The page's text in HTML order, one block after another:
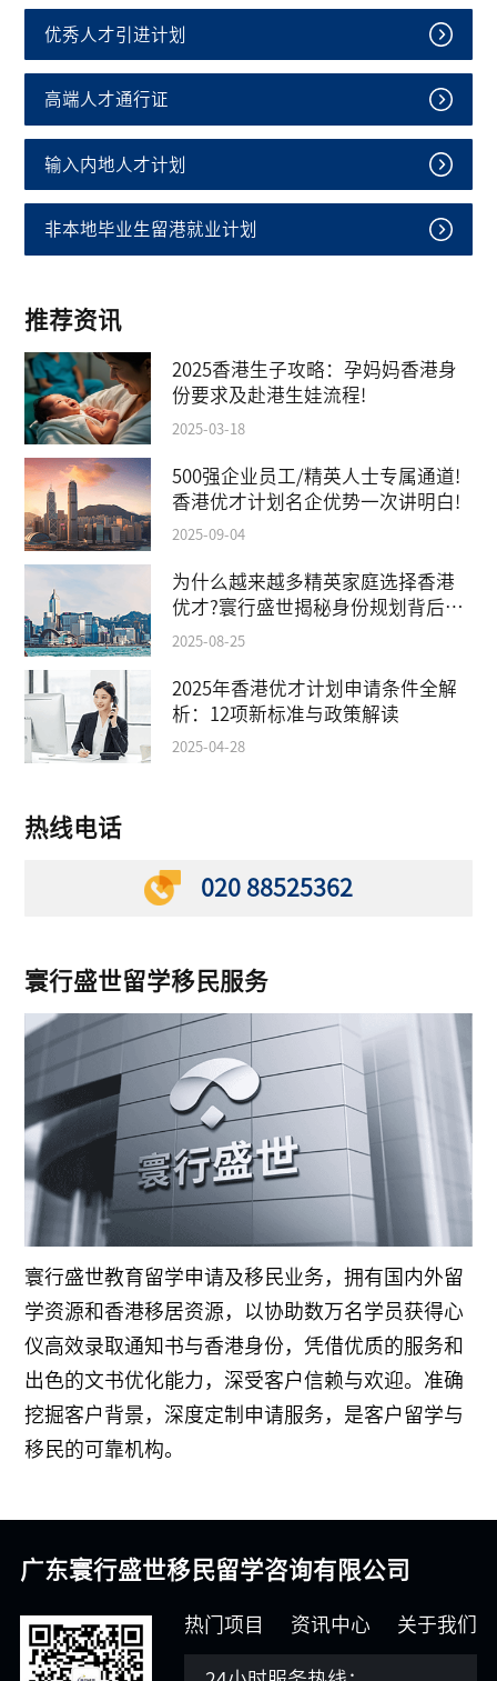
优秀人才引进计划
高端人才通行证
输入内地人才计划
非本地毕业生留港就业计划
推荐资讯
2025香港生子攻略：孕妈妈香港身
份要求及赴港生娃流程!
2025-03-18
500强企业员工/精英人士专属通道!
香港优才计划名企优势一次讲明白!
2025-09-04
为什么越来越多精英家庭选择香港
优才?寰行盛世揭秘身份规划背后的
教育红利
2025-08-25
2025年香港优才计划申请条件全解
析：12项新标准与政策解读
2025-04-28
热线电话
020 88525362
寰行盛世留学移民服务
寰行盛世教育留学申请及移民业务，拥有国内外留
学资源和香港移居资源，以协助数万名学员获得心
仪高效录取通知书与香港身份，凭借优质的服务和
出色的文书优化能力，深受客户信赖与欢迎。准确
挖掘客户背景，深度定制申请服务，是客户留学与
移民的可靠机构。
广东寰行盛世移民留学咨询有限公司
热门项目 资讯中心 关于我们